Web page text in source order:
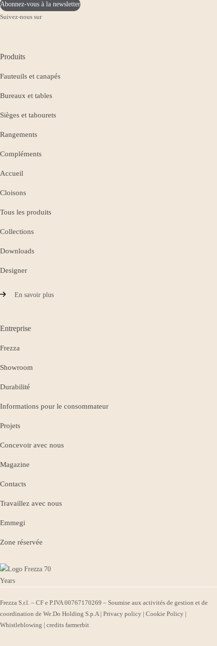
Abonnez-vous à la newsletter
Suivez-nous sur
Produits
Fauteuils et canapés
Bureaux et tables
Sièges et tabourets
Rangements
Compléments
Accueil
Cloisons
Tous les produits
Collections
Downloads
Designer
En savoir plus
Entreprise
Frezza
Showroom
Durabilité
Informations pour le consommateur
Projets
Concevoir avec nous
Magazine
Contacts
Travaillez avec nous
Emmegi
Zone réservée
Frezza S.r.l. – CF e P.IVA 00767170269 – Soumise aux activités de gestion et de
coordination de We.Do Holding S.p.A | Privacy policy | Cookie Policy |
Whistleblowing | credits farmerbit